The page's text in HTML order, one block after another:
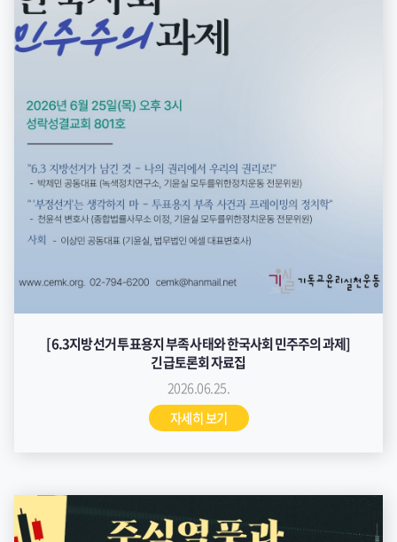
[6.3지방선거 투표용지 부족 사태와 한국사회 민주주의 과제]
긴급토론회 자료집
2026.06.25.
자세히 보기